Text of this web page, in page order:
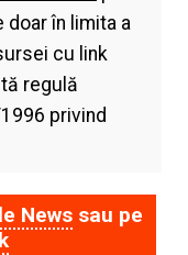
doar în limita a
cu link
regulă
privind
Newssau pe